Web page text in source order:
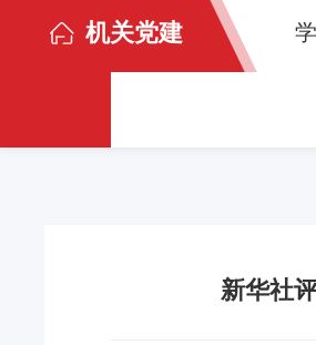
机关党建
新华社